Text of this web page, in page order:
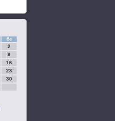
Вс
2
9
16
23
30